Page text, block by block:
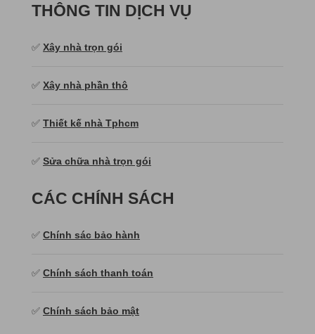
THÔNG TIN DỊCH VỤ
✅ Xây nhà trọn gói
✅ Xây nhà phần thô
✅ Thiết kế nhà Tphcm
✅ Sửa chữa nhà trọn gói
CÁC CHÍNH SÁCH
✅ Chính sác bảo hành
✅ Chính sách thanh toán
✅ Chính sách bảo mật